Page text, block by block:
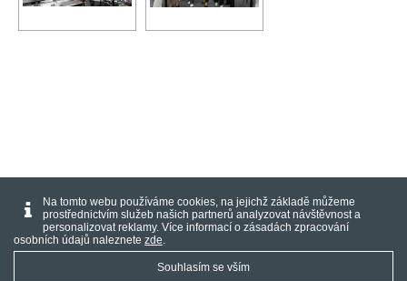
Na tomto webu používáme cookies, na jejichž základě můžeme
prostřednictvím služeb našich partnerů analyzovat návštěvnost a
personalizovat reklamy. Více informací o zásadách zpracování
osobních údajů naleznete zde.
Souhlasím se vším